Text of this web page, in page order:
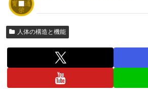
人体の構造と機能